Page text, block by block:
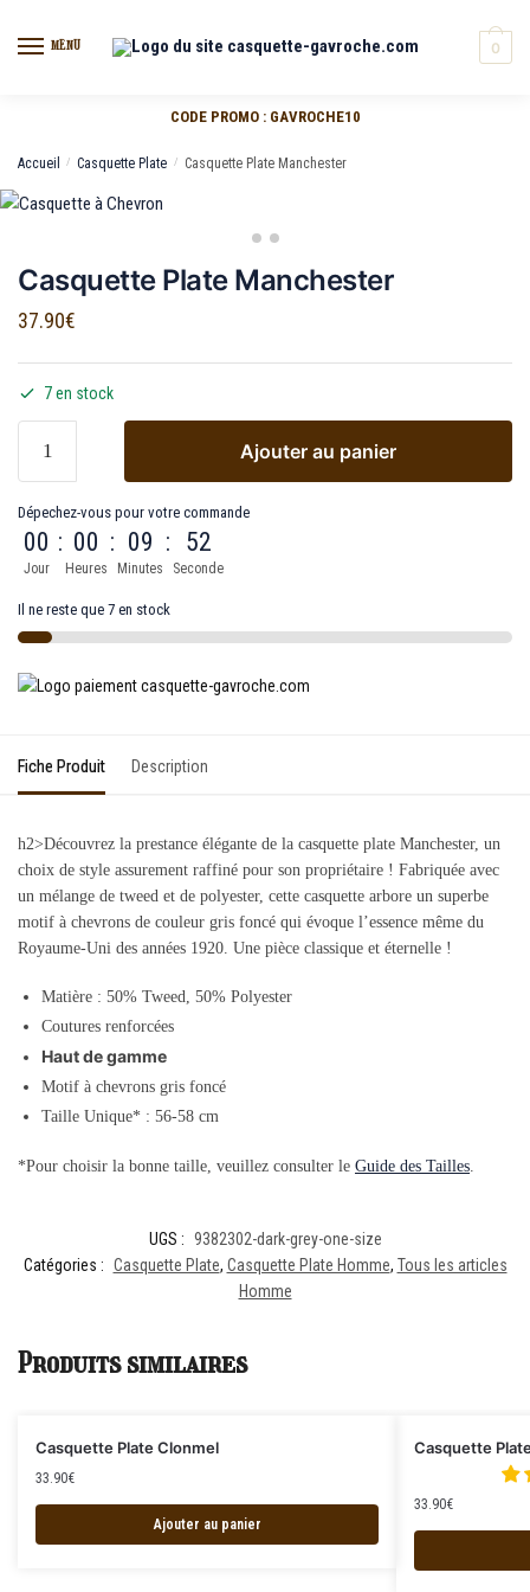
MENU 0
CODE PROMO : GAVROCHE10
Accueil / Casquette Plate / Casquette Plate Manchester
Casquette Plate Manchester
37.90€
7 en stock
Ajouter au panier
Dépechez-vous pour votre commande
00
Jour
: 00
Heures
: 09
Minutes
: 52
Seconde
Il ne reste que 7 en stock
Fiche Produit Description
h2>Découvrez la prestance élégante de la casquette plate Manchester, un
choix de style assurement raffiné pour son propriétaire ! Fabriquée avec
un mélange de tweed et de polyester, cette casquette arbore un superbe
motif à chevrons de couleur gris foncé qui évoque l’essence même du
Royaume-Uni des années 1920. Une pièce classique et éternelle !
Matière : 50% Tweed, 50% Polyester
Coutures renforcées
Haut de gamme
Motif à chevrons gris foncé
Taille Unique* : 56-58 cm
*Pour choisir la bonne taille, veuillez consulter le Guide des Tailles
UGS : 9382302-dark-grey-one-size
Catégories : Casquette Plate, Casquette Plate Homme, Tous les articles
Homme
Produits similaires
Casquette Plate Clonmel
33.90€
Ajouter au panier
Casquette
33.90€